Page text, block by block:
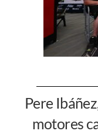
Pere
motores